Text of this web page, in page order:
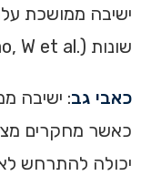
‏ישיבה ממושכת
שונות (.Gao, W et al):‏
כאבי גב: ישיבה
כאשר מחקרים
יכולה להתרחש